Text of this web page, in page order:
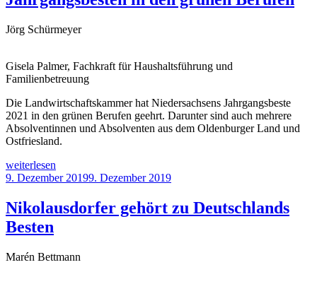
Jörg Schürmeyer
Gisela Palmer, Fachkraft für Haushaltsführung und
Familienbetreuung
Die Landwirtschaftskammer hat Niedersachsens Jahrgangsbeste
2021 in den grünen Berufen geehrt. Darunter sind auch mehrere
Absolventinnen und Absolventen aus dem Oldenburger Land und
Ostfriesland.
„Ehrung
der
Niedersachsen
–
Das
die
weiterlesen
Veröffentlicht
9. Dezember 20199. Dezember 2019
Nikolausdorfer gehört zu Deutschlands
Besten
Marén Bettmann